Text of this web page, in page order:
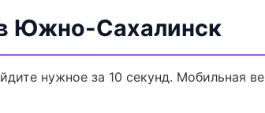
Южно-Сахалинск
нужное за 10 секунд. Мобильная